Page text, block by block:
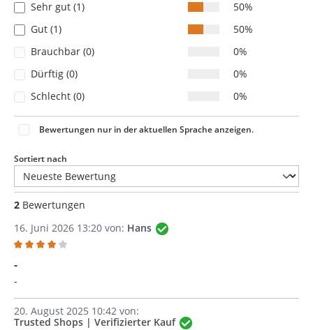
Sehr gut (1)
50%
Gut (1)
50%
Brauchbar (0)
0%
Dürftig (0)
0%
Schlecht (0)
0%
Bewertungen nur in der aktuellen Sprache anzeigen.
Sortiert nach
2 Bewertungen
16. Juni 2026 13:20 von: Hans
-
-
20. August 2025 10:42 von:
Trusted Shops | Verifizierter Kauf